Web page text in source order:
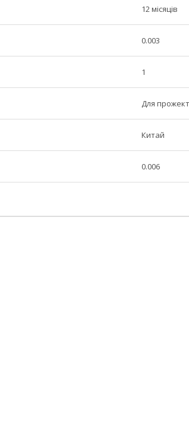
12 місяців
0.003
1
Для
Китай
0.006